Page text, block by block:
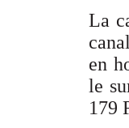
La
en
le
179